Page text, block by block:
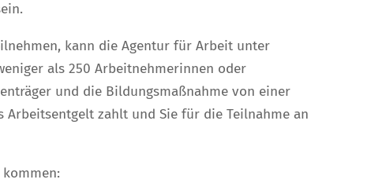
kann die Agentur für Arbeit unter
als 250 Arbeitnehmerinnen oder
und die Bildungsmaßnahme von einer
zahlt und Sie für die Teilnahme an